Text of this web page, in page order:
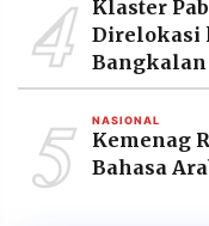
4
Klaster
Direlokasi
Bangkalan
5 NASIONAL
Kemenag
Bahasa